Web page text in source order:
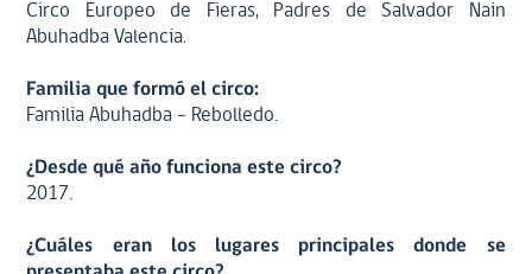
Circo Europeo de Fieras, Padres de Salvador Nain
Abuhadba Valencia.
Familia que formó el circo:
Familia Abuhadba - Rebolledo.
¿Desde qué año funciona este circo?
2017.
¿Cuáles eran los lugares principales donde se